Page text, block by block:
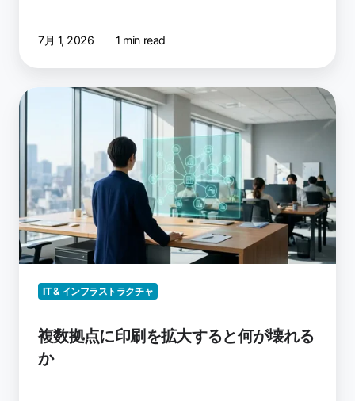
を
減
方
法
7月 1, 2026 1 min read
複
印
刷
を
拡
大
IT & インフラストラクチャ
複数拠点に印刷を拡大すると何が壊れる
か